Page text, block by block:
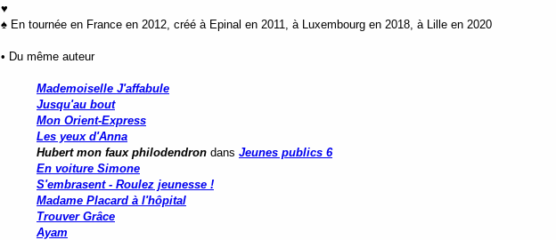
♥
♠ En tournée en France en 2012, créé à Epinal en 2011, à Luxembourg en 2018, à Lille en 2020
• Du même auteur
Mademoiselle J'affabule
Jusqu'au bout
Mon Orient-Express
Les yeux d'Anna
Hubert mon faux philodendron dans Jeunes publics 6
En voiture Simone
S'embrasent - Roulez jeunesse !
Madame Placard à l'hôpital
Trouver Grâce
Ayam